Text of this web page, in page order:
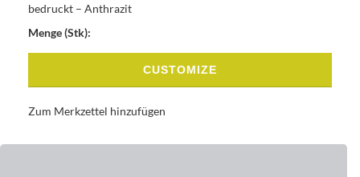
bedruckt – Anthrazit
Menge (Stk):
CUSTOMIZE
Zum Merkzettel hinzufügen